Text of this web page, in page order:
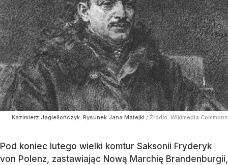
Kazimierz Jagiellończyk. Rysunek Jana Matejki / Źródło: Wikimedia Commons
Pod koniec lutego wielki komtur Saksonii Fryderyk
von Polenz, zastawiając Nową Marchię Brandenburgii,